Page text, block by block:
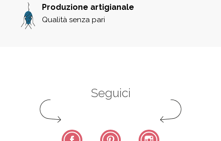
Produzione artigianale
Qualità senza pari
Seguici
Facebook Pinterest